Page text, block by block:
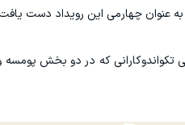
عنوان چهارمی این رویداد دست
تکواندوکارانی که در دو بخش